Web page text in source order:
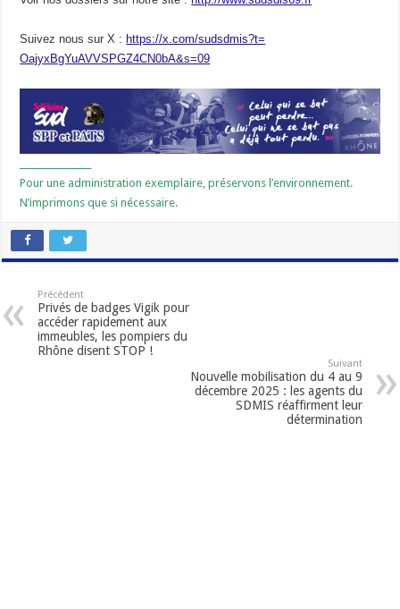
Suivez nous sur X : https://x.com/sudsdmis?t=
OajyxBgYuAVVSPGZ4CN0bA&s=09
Pour une administration exemplaire, préservons l’environnement.
N’imprimons que si nécessaire.
Précédent
Privés de badges Vigik pour
accéder rapidement aux
immeubles, les pompiers du
Rhône disent STOP !
Suivant
Nouvelle mobilisation du 4 au 9
décembre 2025 : les agents du
SDMIS réaffirment leur
détermination